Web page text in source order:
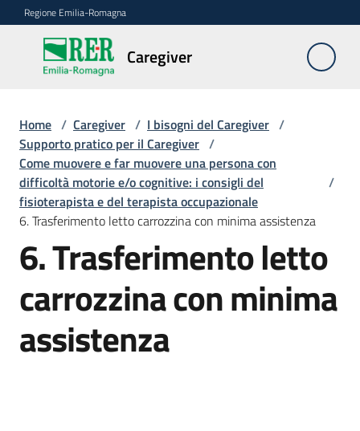
Vai al contenuto
Vai alla navigazione
Vai al footer
Regione Emilia-Romagna
Caregiver
Caregiver
Chi
è
il
Caregiver
azioni
Regione
Home / Caregiver / I bisogni del Caregiver /
Supporto pratico per il Caregiver /
Come muovere e far muovere una persona con
difficoltà motorie e/o cognitive: i consigli del
fisioterapista e del terapista occupazionale
/
6. Trasferimento letto carrozzina con minima assistenza
6. Trasferimento letto
carrozzina con minima
assistenza